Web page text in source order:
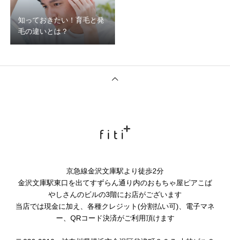
知っておきたい！育毛と発
毛の違いとは？
京急線金沢文庫駅より徒歩2分
金沢文庫駅東口を出てすずらん通り内のおもちゃ屋ピアこば
やしさんのビルの3階にお店がございます
当店では現金に加え、各種クレジット(分割払い可)、電子マネ
ー、QRコード決済がご利用頂けます